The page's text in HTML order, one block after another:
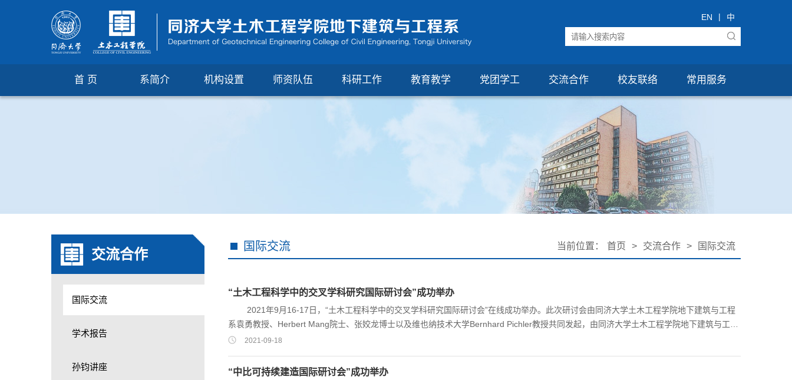
EN | 中
首 页 系简介 机构设置 师资队伍 科研工作 教育教学 党团学工 交流合作 校友联络 常用服务
交流合作
国际交流
学术报告
孙钧讲座
国际交流 当前位置： 首页 > 交流合作 > 国际交流
“土木工程科学中的交叉学科研究国际研讨会”成功举办
2021年9月16-17日，“土木工程科学中的交叉学科研究国际研讨会”在线成功举办。此次研讨会由同济大学土木工程学院地下建筑与工程
系袁勇教授、Herbert Mang院士、张姣龙博士以及维也纳技术大学Bernhard Pichler教授共同发起，由同济大学土木工程学院地下建筑与工程
系、维也纳技术大学材料与结构力学研究所、中奥隧道与地下工程研究中心（ACTUE）、中欧计算力学协会（CEACM）共同举办。来自奥地
多所世界知名高校约140名师生代表参加。 此次研讨会的开幕式由同济大学土木工程学院院长周颖主持，同济大学常务副校长吕培明、维
2021-09-18
“中比可持续建造国际研讨会”成功举办